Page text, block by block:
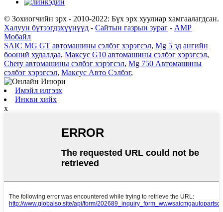
© Зохиогчийн эрх - 2010-2022: Бүх эрх хуулиар хамгаалагдсан.
Халуун бүтээгдэхүүнүүд - Сайтын газрын зураг - AMP
Мобайл
SAIC MG GT автомашины сэлбэг хэрэгсэл, Mg 5 эд ангийн
бөөний худалдаа, Максус G10 автомашины сэлбэг хэрэгсэл,
Chery автомашины сэлбэг хэрэгсэл, Mg 750 Автомашины
сэлбэг хэрэгсэл, Максус Авто Сэлбэг,
Имэйл илгээх
Инкви хийх
x